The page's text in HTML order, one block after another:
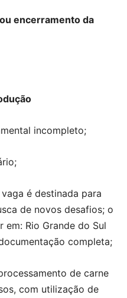
encerramento da
incompleto;
é destinada para
de novos desafios; o
Rio Grande do Sul
completa;
de carne
com utilização de